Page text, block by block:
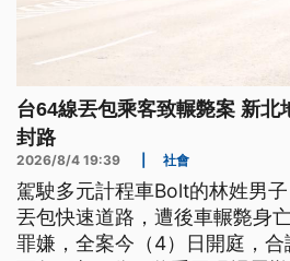
台64線丟包乘客致輾斃案 新北
封路
2026/8/4 19:39 社會
駕駛多元計程車Bolt的林姓男
丟包快速道路，遭後車輾斃身
罪嫌，全案今（4）日開庭，合